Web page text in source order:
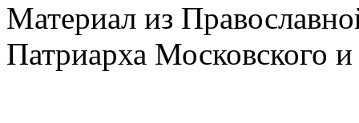
Материал из
Патриарха Московского